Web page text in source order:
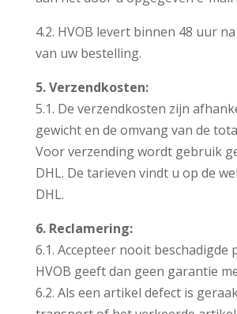
4.2. HVOB levert binnen 48 uur
van uw bestelling.
5. Verzendkosten:
5.1. De verzendkosten zijn
gewicht en de omvang van de
Voor verzending wordt gebruik
DHL. De tarieven vindt u op de
DHL.
6. Reclamering:
6.1. Accepteer nooit beschadigde
HVOB geeft dan geen garantie
6.2. Als een artikel defect is